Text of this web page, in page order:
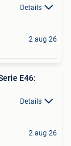
Details
2 aug 26
E46:
Details
2 aug 26